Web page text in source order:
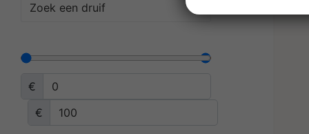
Zoek een druif
€
€